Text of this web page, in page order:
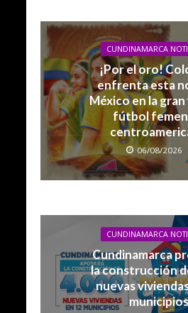
CUNDINAMARCA
¡Por el oro!
enfrenta esta
México en la gran
fútbol
06/08/2026
CUNDINAMARCA
Cundinamarca
la construcción
nuevas
municipios